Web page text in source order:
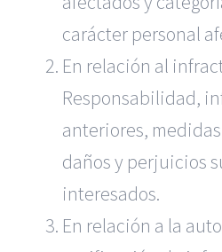
carácter personal
En relación al
Responsabilidad,
anteriores,
daños y perjuicios
interesados.
En relación a la